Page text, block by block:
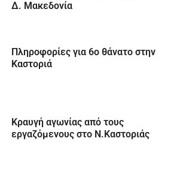
Δ. Μακεδονία
Πληροφορίες για 6ο θάνατο στην
Καστοριά
Κραυγή αγωνίας από τους
εργαζόμενους στο Ν.Καστοριάς